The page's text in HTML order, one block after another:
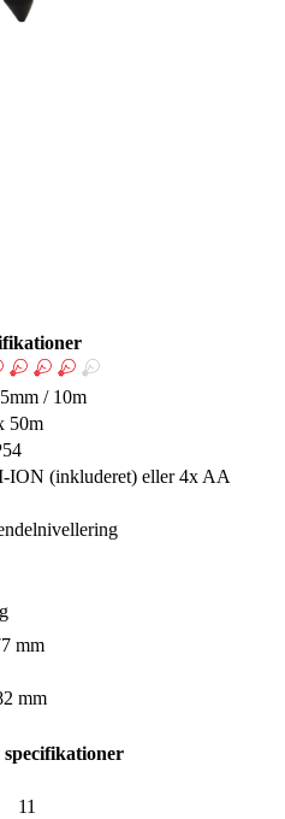
/ 10m
50m
ION (inkluderet) eller 4x AA
mm
mm
specifikationer
11